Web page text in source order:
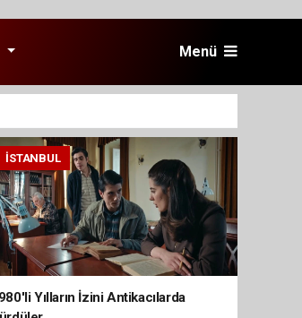
Menü
İSTANBUL
Yılların İzini Antikacılarda